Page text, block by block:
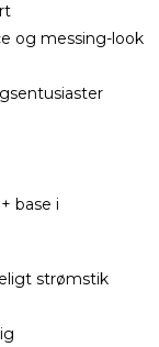
og messing-look
base i
strømstik